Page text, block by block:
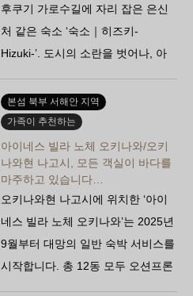
후쿠기 가로수길에 자리 잡은 은신
처 같은 숙소 ‘숙소｜히즈키-
Hizuki-’. 도시의 소란을 벗어나, 아
무것도 하지 않는 사치를 만끽할 수
있는 어른들을 위한 성지입니다. 세
련된 일본식 객실…
본섬 북부 서해안 지역
가족이 추천하는
아이네스 빌라 노체 오키나와/오키
나와현 나고시, 모든 객실이 바다를
마주하고 있습니다…
오키나와현 나고시에 위치한 ‘아이
네스 빌라 노체 오키나와’는 2025년
9월부터 대망의 일반 숙박 서비스를
시작합니다. 총 12동 모두 오션프론
트 스위트 빌라로, 결혼식장 특유